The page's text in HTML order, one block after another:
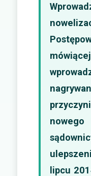
lipcu